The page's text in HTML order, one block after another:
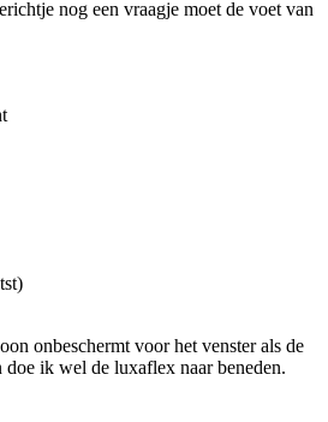
nog een vraagje moet de voet van
onbeschermt voor het venster als de
ik wel de luxaflex naar beneden.